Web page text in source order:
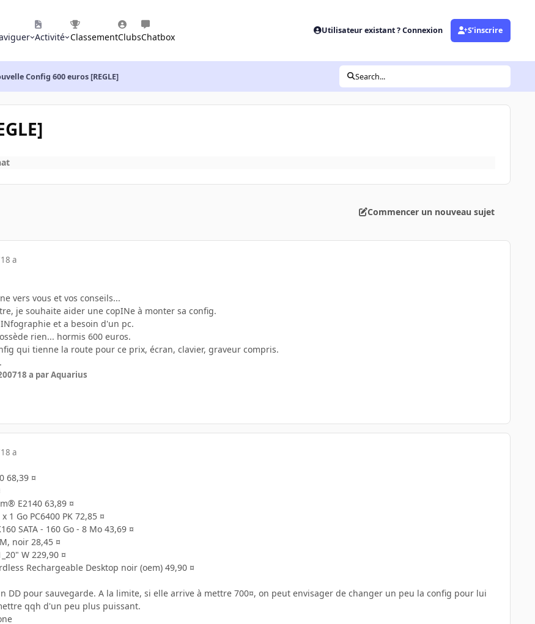
Activité ClassementClubsChatbox
Utilisateur existant ? Connexion S’inscrire
Config 600 euros [REGLE] Search...
Commencer un nouveau sujet
18 a
vers vous et vos conseils...
je souhaite aider une copINe à monter sa config.
et a besoin d'un pc.
rien... hormis 600 euros.
qui tienne la route pour ce prix, écran, clavier, graveur compris.
18 a par Aquarius
18 a
68,39 ¤
E2140 63,89 ¤
1 Go PC6400 PK 72,85 ¤
SATA - 160 Go - 8 Mo 43,69 ¤
noir 28,45 ¤
W 229,90 ¤
Rechargeable Desktop noir (oem) 49,90 ¤
DD pour sauvegarde. A la limite, si elle arrive à mettre 700¤, on peut envisager de changer un peu la config pour lui
qqh d'un peu plus puissant.